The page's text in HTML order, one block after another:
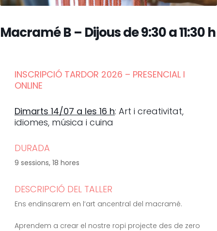
Macramé B – Dijous de 9:30 a 11:30 h
INSCRIPCIÓ TARDOR 2026 – PRESENCIAL I
ONLINE
Dimarts 14/07 a les 16 h: Art i creativitat,
idiomes, música i cuina
DURADA
9 sessions, 18 hores
DESCRIPCIÓ DEL TALLER
Ens endinsarem en l’art ancentral del macramé.
Aprendem a crear el nostre ropi projecte des de zero